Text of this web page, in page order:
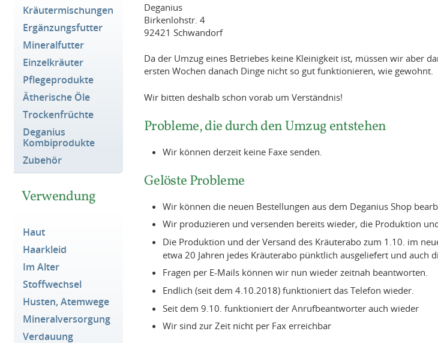
Kräutermischungen
Ergänzungsfutter
Mineralfutter
Einzelkräuter
Pflegeprodukte
Ätherische Öle
Trockenfrüchte
Deganius
Kombiprodukte
Zubehör
Verwendung
Haut
Haarkleid
Im Alter
Stoffwechsel
Husten, Atemwege
Mineralversorgung
Verdauung
Deganius
Birkenlohstr. 4
92421 Schwandorf
Da der Umzug eines Betriebes keine Kleinigkeit ist, müssen wir aber
ersten Wochen danach Dinge nicht so gut funktionieren, wie gewohnt.
Wir bitten deshalb schon vorab um Verständnis!
Probleme, die durch den Umzug entstehen
Wir können derzeit keine Faxe senden.
Gelöste Probleme
Wir können die neuen Bestellungen aus dem Deganius Shop
Wir produzieren und versenden bereits wieder, die Produktion
Die Produktion und der Versand des Kräuterabo zum 1.10. im
etwa 20 Jahren jedes Kräuterabo pünktlich ausgeliefert und auch
Fragen per E-Mails können wir nun wieder zeitnah beantworten.
Endlich (seit dem 4.10.2018) funktioniert das Telefon wieder.
Seit dem 9.10. funktioniert der Anrufbeantworter auch wieder
Wir sind zur Zeit nicht per Fax erreichbar